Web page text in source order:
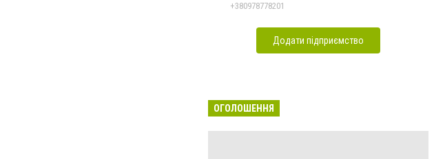
+380978778201
Додати підприємство
ОГОЛОШЕННЯ